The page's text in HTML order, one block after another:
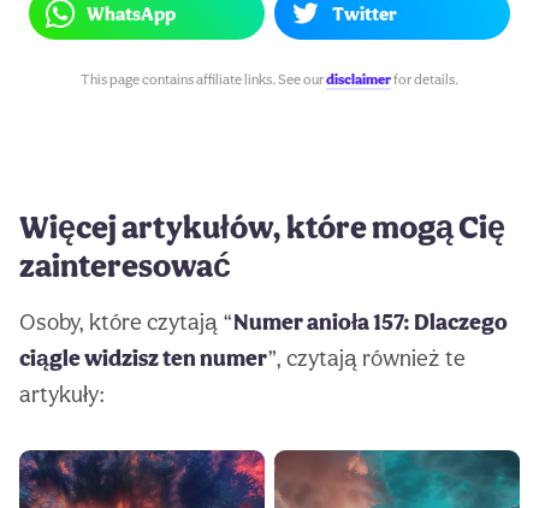
WhatsApp Twitter
This page contains affiliate links. See ourdisclaimerfor details.
Więcej artykułów, które mogą Cię
zainteresować
Osoby, które czytają “Numer anioła 157: Dlaczego
ciągle widzisz ten numer”, czytają również te
artykuły: